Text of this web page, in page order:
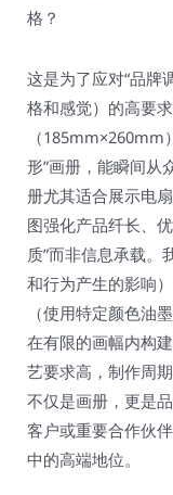
格？
这是为了应对“品牌
格和感觉）的高要
（
形”画册，能瞬间从
册尤其适合展示电
图强化产品纤长、
质”而非信息承载。
和行为产生的影响
（使用特定颜色油
在有限的画幅内构
艺要求高，制作周
不仅是画册，更是
客户或重要合作伙
中的高端地位。